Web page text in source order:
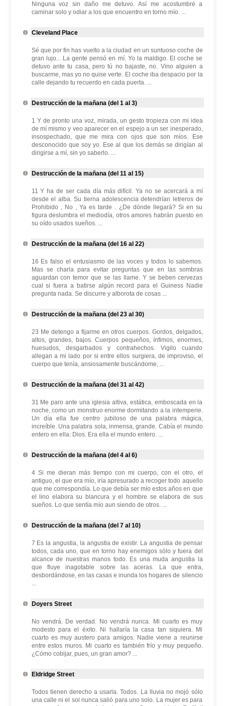
Ninguna voz sin daño me detuvo. Así me acostumbré a
caminar solo y odiar a los que encuentro en torno mío. ...
Cleveland Place
Sé que por fin has vuelto a la ciudad en un suntuoso coche de
gran lujo... La gente pensó en mí. Yo la maldigo. El coche se
detuvo ante tu casa, pero tú no bajaste, no. Vino alguien a
buscarme, mas yo no quise verte. El coche iba despacio por la
calle dejando tu recuerdo en cada puerta. ...
Destrucción de la mañana (del 1 al 3)
1 Y de pronto una voz, mirada, un gesto tropieza con mi idea
de mí mismo y veo aparecer en el espejo a un ser inesperado,
insospechado, que me mira con ojos que son míos. Ese
desconocido que soy yo. Ese al que los demás se dirigían al
dirigirse a mí, sin yo saberlo. ...
Destrucción de la mañana (del 11 al 15)
11 Y ha de ser cada día más difícil. Ya no se acercará a mí
desde el alba. Su tierna adolescencia detendrían letreros de
Prohibido , No , Ya es tarde . ¿De dónde llegará? Si en su
figura deslumbra el mediodía, otros amores habrán puesto en
su oído usados sueños. ...
Destrucción de la mañana (del 16 al 22)
16 Es falso el entusiasmo de las voces y todos lo sabemos.
Mas se charla para evitar preguntas que en las sombras
aguardan con temor que se las llame. Y se beben cervezas
cual si fuera a batirse algún record para el Guiness Nadie
pregunta nada. Se discurre y alborota de cosas ...
Destrucción de la mañana (del 23 al 30)
23 Me detengo a fijarme en otros cuerpos. Gordos, delgados,
altos, grandes, bajos. Cuerpos pequeños, ínfimos, enormes,
huesudos, desgarbados y contrahechos. Vigilo cuando
allegan a mi lado por si entre ellos surgiera, de improviso, el
cuerpo que tenía, ansiosamente buscándome, ...
Destrucción de la mañana (del 31 al 42)
31 Me paro ante una iglesia altiva, estática, emboscada en la
noche, como un monstruo enorme dormitando a la intemperie.
Un día ella fue centro jubiloso de una palabra mágica,
increíble. Una palabra sola, inmensa, grande. Cabía el mundo
entero en ella: Dios. Era ella el mundo entero. ...
Destrucción de la mañana (del 4 al 6)
4 Si me dieran más tiempo con mi cuerpo, con el otro, el
antiguo, el que era mío, iría apresurado a recoger todo aquello
que me correspondía. Lo que debía ser mío estos años en que
el lino elabora su blancura y el hombre se elabora de sus
sueños. Lo que sentía mío aun siendo de otros. ...
Destrucción de la mañana (del 7 al 10)
7 Es la angustia, la angustia de existir. La angustia de pensar
todos, cada uno, que en torno hay enemigos sólo y fuera del
alcance de nuestras manos todo. Es una muda angustia la
que fluye inagotable sobre las aceras. La que entra,
desbordándose, en las casas e inunda los hogares de silencio
...
Doyers Street
No vendrá. De verdad. No vendrá nunca. Mi cuarto es muy
modesto para el éxito. Ni hallaría la casa tan siquiera. Mi
cuarto es muy austero para amigos. Nadie viene a reunirse
entre estos muros. Mi cuarto es también frío y muy pequeño.
¿Cómo cobijar, pues, un gran amor? ...
Eldridge Street
Todos tienen derecho a usarla. Todos. La lluvia no mojó sólo
una calle ni el sol nunca salió para uno solo. La mujer es para